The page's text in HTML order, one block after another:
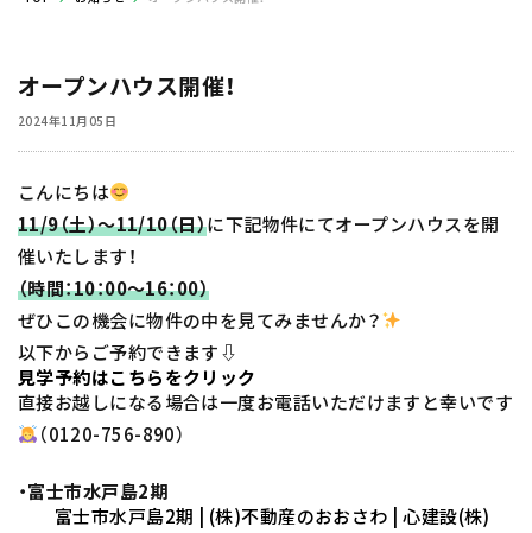
オープンハウス開催！
2024年11月05日
こんにちは
11/9（土）～11/10（日）に下記物件にてオープンハウスを開
催いたします！
（時間：10：00～16：00）
ぜひこの機会に物件の中を見てみませんか？
以下からご予約できます⇩
見学予約はこちらをクリック
直接お越しになる場合は一度お電話いただけますと幸いです
（0120-756-890）
・富士市水戸島2期
富士市水戸島2期 | (株)不動産のおおさわ | 心建設(株)